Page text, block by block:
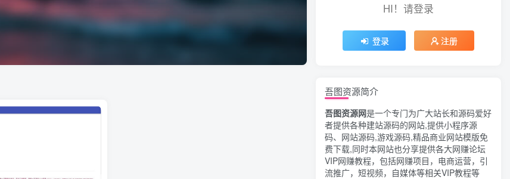
HI！请登录
登录 注册
HI！请登录
登录 注册
吾图资源简介
吾图资源网是一个专门为广大站长和源码爱好
者提供各种建站源码的网站,提供小程序源
码、网站源码,游戏源码,精品商业网站模版免
费下载,同时本网站也分享提供各大网赚论坛
VIP网赚教程，包括网赚项目，电商运营，引
流推广，短视频，自媒体等相关VIP教程等